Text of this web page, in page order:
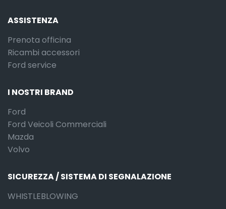
ASSISTENZA
Prenota officina
Ricambi accessori
Ford service
I NOSTRI BRAND
Ford
Ford Veicoli Commerciali
Mazda
Volvo
SICUREZZA / SISTEMA DI SEGNALAZIONE
WHISTLEBLOWING